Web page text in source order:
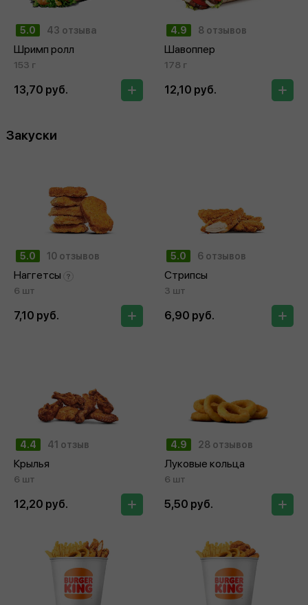
5.0 43 отзыва
Шримп ролл
153 г
13,70 руб.
4.9 8 отзывов
Шавоппер
178 г
12,10 руб.
Закуски
5.0 10 отзывов
Наггетсы
6 шт
7,10 руб.
5.0 6 отзывов
Стрипсы
3 шт
6,90 руб.
4.4 41 отзыв
Крылья
6 шт
12,20 руб.
4.9 28 отзывов
Луковые кольца
6 шт
5,50 руб.